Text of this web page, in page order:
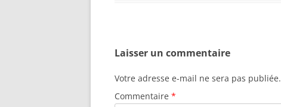
Laisser un commentaire
Votre adresse e-mail ne sera pas publiée.
Commentaire *